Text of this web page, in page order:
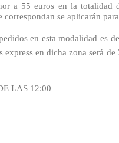
a 55 euros en la totalidad
se aplicarán
en esta modalidad es
en dicha zona será
LAS 12:00